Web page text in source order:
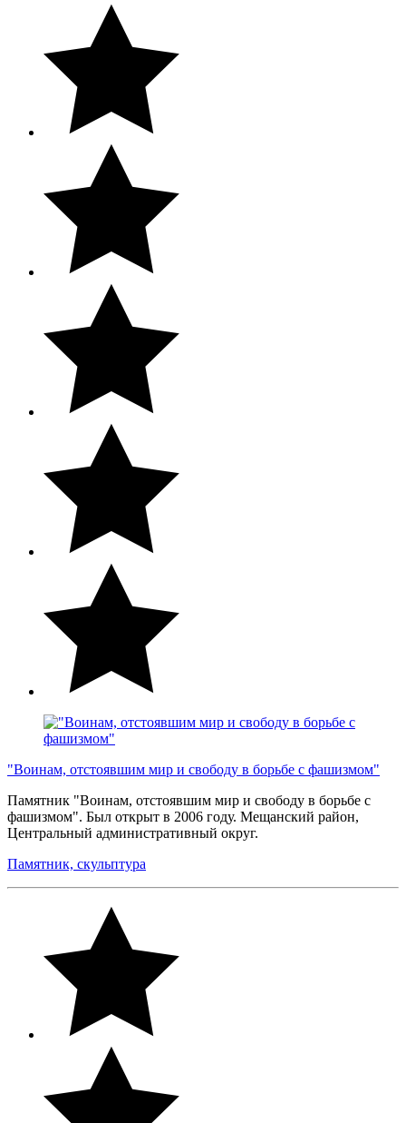
"Воинам, отстоявшим мир и свободу в борьбе с фашизмом"
Памятник "Воинам, отстоявшим мир и свободу в борьбе с
фашизмом". Был открыт в 2006 году. Мещанский район,
Центральный административный округ.
Памятник, скульптура